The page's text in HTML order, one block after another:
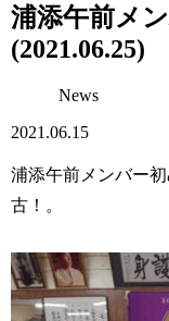
浦添午前メ
(2021.06.25)
News
2021.06.15
浦添午前メンバー
古！。